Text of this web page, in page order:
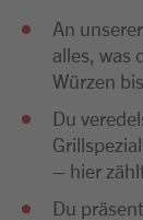
An
alles, was
Würzen
Du
– hier
Du